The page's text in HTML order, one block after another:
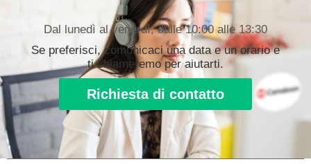
Dal lunedì al venerdì, dalle 10:00 alle 13:30
Se preferisci, comunicaci una data e un orario e
ti chiameremo per aiutarti.
Richiesta di contatto